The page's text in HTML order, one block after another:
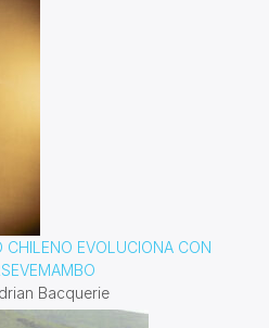
CHILENO EVOLUCIONA CON
Bacquerie